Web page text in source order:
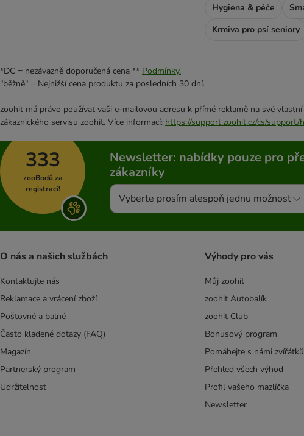
Hygiena & péče
Krmiva pro psí seniory
*DC = nezávazně doporučená cena ** Podmínky.
"běžně" = Nejnižší cena produktu za posledních 30 dní.
zoohit má právo používat vaši e-mailovou adresu k přímé reklamě na své
zákaznického servisu zoohit. Více informací: https://support.zoohit.cz/cs/support/
333
zooBodů za
registraci!
Newsletter: nabídky pouze pro
zákazníky
Vyberte prosím alespoň jednu možnost
O nás a našich službách
Kontaktujte nás
Reklamace a vrácení zboží
Poštovné a balné
Často kladené dotazy (FAQ)
Magazín
Partnerský program
Udržitelnost
Výhody pro vás
Můj zoohit
zoohit Autobalík
zoohit Club
Bonusový program
Pomáhejte s námi
Přehled všech výhod
Profil vašeho mazlíčka
Newsletter